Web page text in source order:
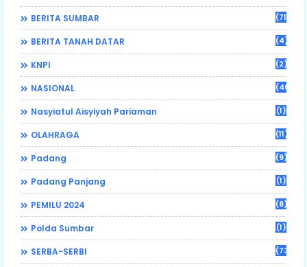
BERITA SUMBAR (71)
BERITA TANAH DATAR (4)
KNPI (2)
NASIONAL (46)
Nasyiatul Aisyiyah Pariaman (1)
OLAHRAGA (11)
Padang (9)
Padang Panjang (1)
PEMILU 2024 (8)
Polda Sumbar (1)
SERBA-SERBI (73)